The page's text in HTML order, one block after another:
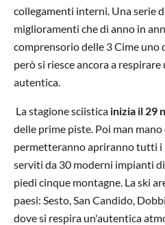
collegamenti interni. Una serie
miglioramenti che di anno in
comprensorio delle 3 Cime uno
però si riesce ancora a
autentica.
La stagione sciistica inizia il 29
delle prime piste. Poi man
permetteranno apriranno tutti
serviti da 30 moderni impianti
piedi cinque montagne. La ski
paesi: Sesto, San Candido,
dove si respira un'autentica